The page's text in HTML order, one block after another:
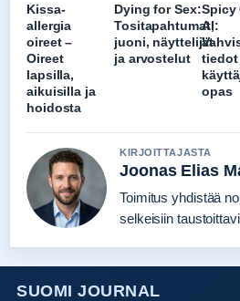
Kissa-
allergia
oireet –
Oireet
lapsilla,
aikuisilla ja
hoidosta
Dying for Sex:
Tositapahtumat,
juoni, näyttelijät
ja arvostelut
Spicy
AI:
tiedot
opas
KIRJOITTAJASTA
Joonas Elias
Toimitus yhdistää
selkeisiin
SUOMI JOURNAL